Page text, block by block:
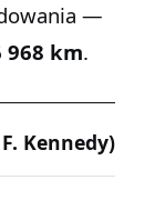
—
968 km.
Kennedy)